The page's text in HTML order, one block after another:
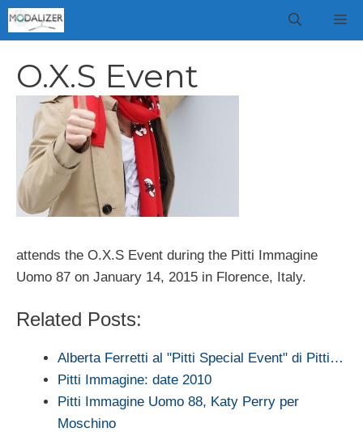
Vai
al
O.X.S Event
attends the O.X.S Event during the Pitti Immagine
Uomo 87 on January 14, 2015 in Florence, Italy.
Related Posts:
Alberta Ferretti al "Pitti Special Event" di Pitti…
Pitti Immagine: date 2010
Pitti Immagine Uomo 88, Katy Perry per
Moschino